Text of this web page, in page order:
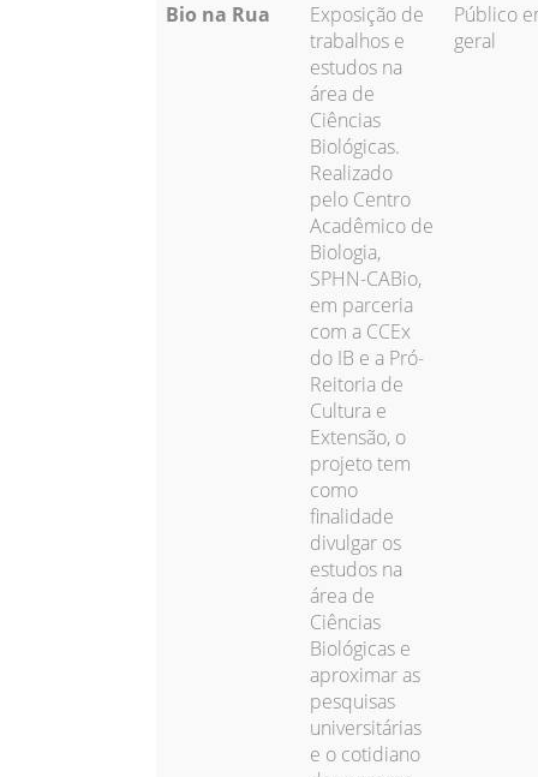
Bio na Rua
Exposição de
trabalhos e
estudos na
área de
Ciências
Biológicas.
Realizado
pelo Centro
Acadêmico de
Biologia,
SPHN-CABio,
em parceria
com a CCEx
do IB e a Pró-
Reitoria de
Cultura e
Extensão, o
projeto tem
como
finalidade
divulgar os
estudos na
área de
Ciências
Biológicas e
aproximar as
pesquisas
universitárias
e o cotidiano
Público
geral